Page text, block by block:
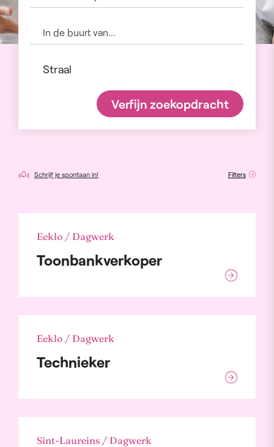
Verfijn zoekopdracht
Schrijf je spontaan in! Filters
Eeklo / Dagwerk
Toonbankverkoper
Eeklo / Dagwerk
Technieker
Sint-Laureins / Dagwerk